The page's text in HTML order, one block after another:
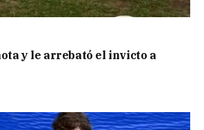
y le arrebató el invicto a